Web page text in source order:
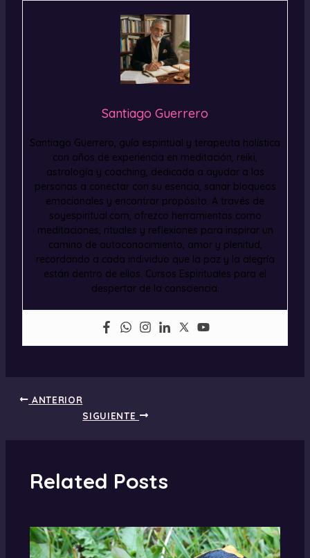
Santiago Guerrero
Santiago Guerrero, guía espiritual y terapeuta holística
con años de experiencia en meditación, reiki,
astrología y coaching, dedicada a ayudar a las
personas a conectar con su esencia, sanar bloqueos
emocionales y encontrar propósito. A través de
soyespiritual.com, ofrezco herramientas como
meditaciones, rituales y reflexiones para inspirar un
camino de autoconocimiento, amor y plenitud,
recordando a cada individuo que la paz y la alegría
están dentro de ellos. Cursos Espirituales para el
despertar de la consciencia.
ANTERIOR
SIGUIENTE
Related Posts